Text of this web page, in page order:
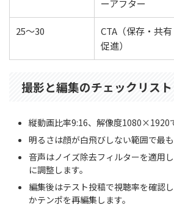
ーアフター
25〜30
CTA（保存・共有
促進）
撮影と編集のチェックリスト
縦動画比率9:16、解像度1080×1920
明るさは顔が白飛びしない範囲で最も
音声はノイズ除去フィルターを適用
に調整します。
編集後はテスト投稿で視聴率を確認
かテンポを再編集します。